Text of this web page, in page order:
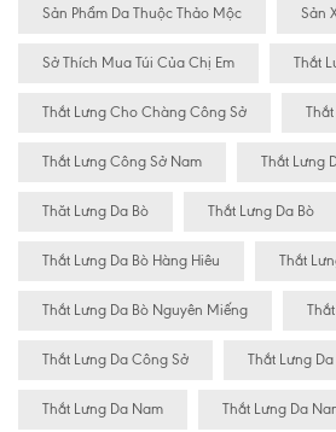
Sản Phẩm Da Thuộc Thảo Mộc Sản
Sở Thích Mua Túi Của Chị Em Thắt
Thắt Lưng Cho Chàng Công Sở
Thắt Lưng Công Sở Nam Thắt Lưng
Thăt Lưng Da Bò Thắt Lưng Da Bò
Thắt Lưng Da Bò Hàng Hiêu Thắt
Thắt Lưng Da Bò Nguyên Miếng
Thắt Lưng Da Công Sở Thắt Lưng
Thắt Lưng Da Nam Thắt Lưng Da